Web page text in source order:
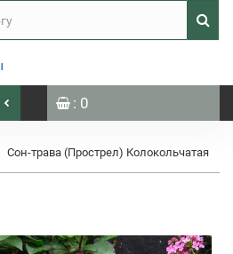
: 0
Сон-трава (Прострел) Колокольчатая